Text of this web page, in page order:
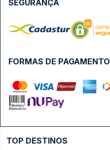
FORMAS DE PAGAMENTO
SEGURANÇA
TOP DESTINOS